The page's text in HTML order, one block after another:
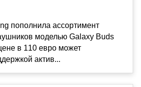
пополнила ассортимент
моделью Galaxy Buds
в 110 евро может
актив...